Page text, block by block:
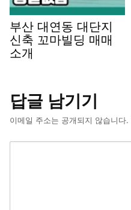
부산 대연동 대단지
신축 꼬마빌딩 매매
소개
답글 남기기
이메일 주소는 공개되지 않습니다.